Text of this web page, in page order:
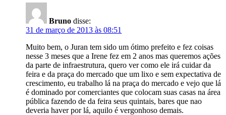
Bruno disse:
31 de março de 2013 às 08:51
Muito bem, o Juran tem sido um ótimo prefeito e fez coisas
nesse 3 meses que a Irene fez em 2 anos mas queremos ações
da parte de infraestrutura, quero ver como ele irá cuidar da
feira e da praça do mercado que um lixo e sem expectativa de
crescimento, eu trabalho lá na praça do mercado e vejo que lá
é dominado por comerciantes que colocam suas casas na área
pública fazendo de da feira seus quintais, bares que nao
deveria haver por lá, aquilo é vergonhoso demais.